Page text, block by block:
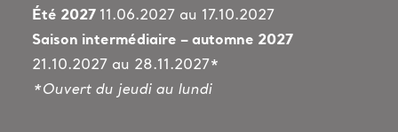
Été 2027 11.06.2027 au 17.10.2027
Saison intermédiaire – automne 2027
21.10.2027 au 28.11.2027*
*Ouvert du jeudi au lundi